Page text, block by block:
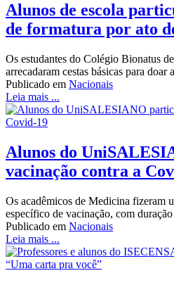
Alunos de escola
de formatura por ato
Os estudantes do Colégio Bionatus
arrecadaram cestas básicas para
Publicado em Nacionais
Leia mais ...
Alunos do
vacinação contra a
Os acadêmicos de Medicina fizeram
específico de vacinação, com
Publicado em Nacionais
Leia mais ...